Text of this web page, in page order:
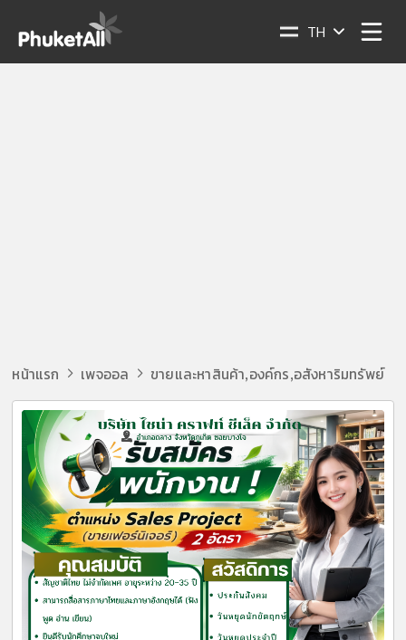
TH
หน้าแรก เพจออล ขายและหาสินค้า,องค์กร,อสังหาริมทรัพย์